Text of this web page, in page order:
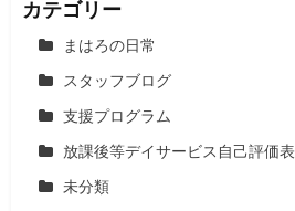
カテゴリー
まはろの日常
スタッフブログ
支援プログラム
放課後等デイサービス自己評価表
未分類